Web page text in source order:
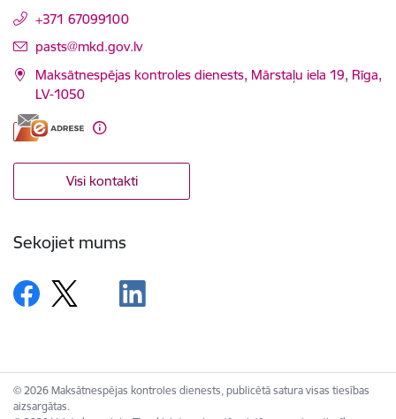
+371 67099100
E-pasts:
pasts@mkd.gov.lv
Maksātnespējas kontroles dienests, Mārstaļu iela 19, Rīga,
LV-1050
Visi kontakti
Sekojiet mums
© 2026 Maksātnespējas kontroles dienests, publicētā satura visas tiesības
aizsargātas.